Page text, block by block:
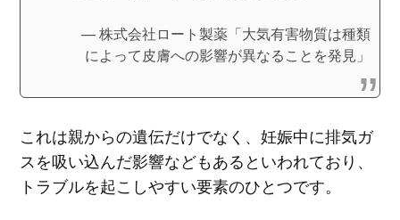
株式会社ロート製薬「大気有害物質は種類
によって皮膚への影響が異なることを発見」
これは親からの遺伝だけでなく、妊娠中に排気ガ
スを吸い込んだ影響などもあるといわれており、
トラブルを起こしやすい要素のひとつです。